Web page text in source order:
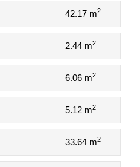
42.17 m2
2.44 m2
6.06 m2
5.12 m2
33.64 m2